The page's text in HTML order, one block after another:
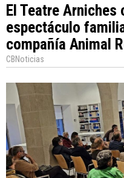
El Teatre
espectáculo
compañía Animal
CBNoticias